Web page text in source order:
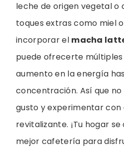
leche de origen vegetal o
toques extras como miel
incorporar el macha
puede ofrecerte múltiples
aumento en la energía
concentración. Así que
gusto y experimentar con
revitalizante. ¡Tu hogar
mejor cafetería para